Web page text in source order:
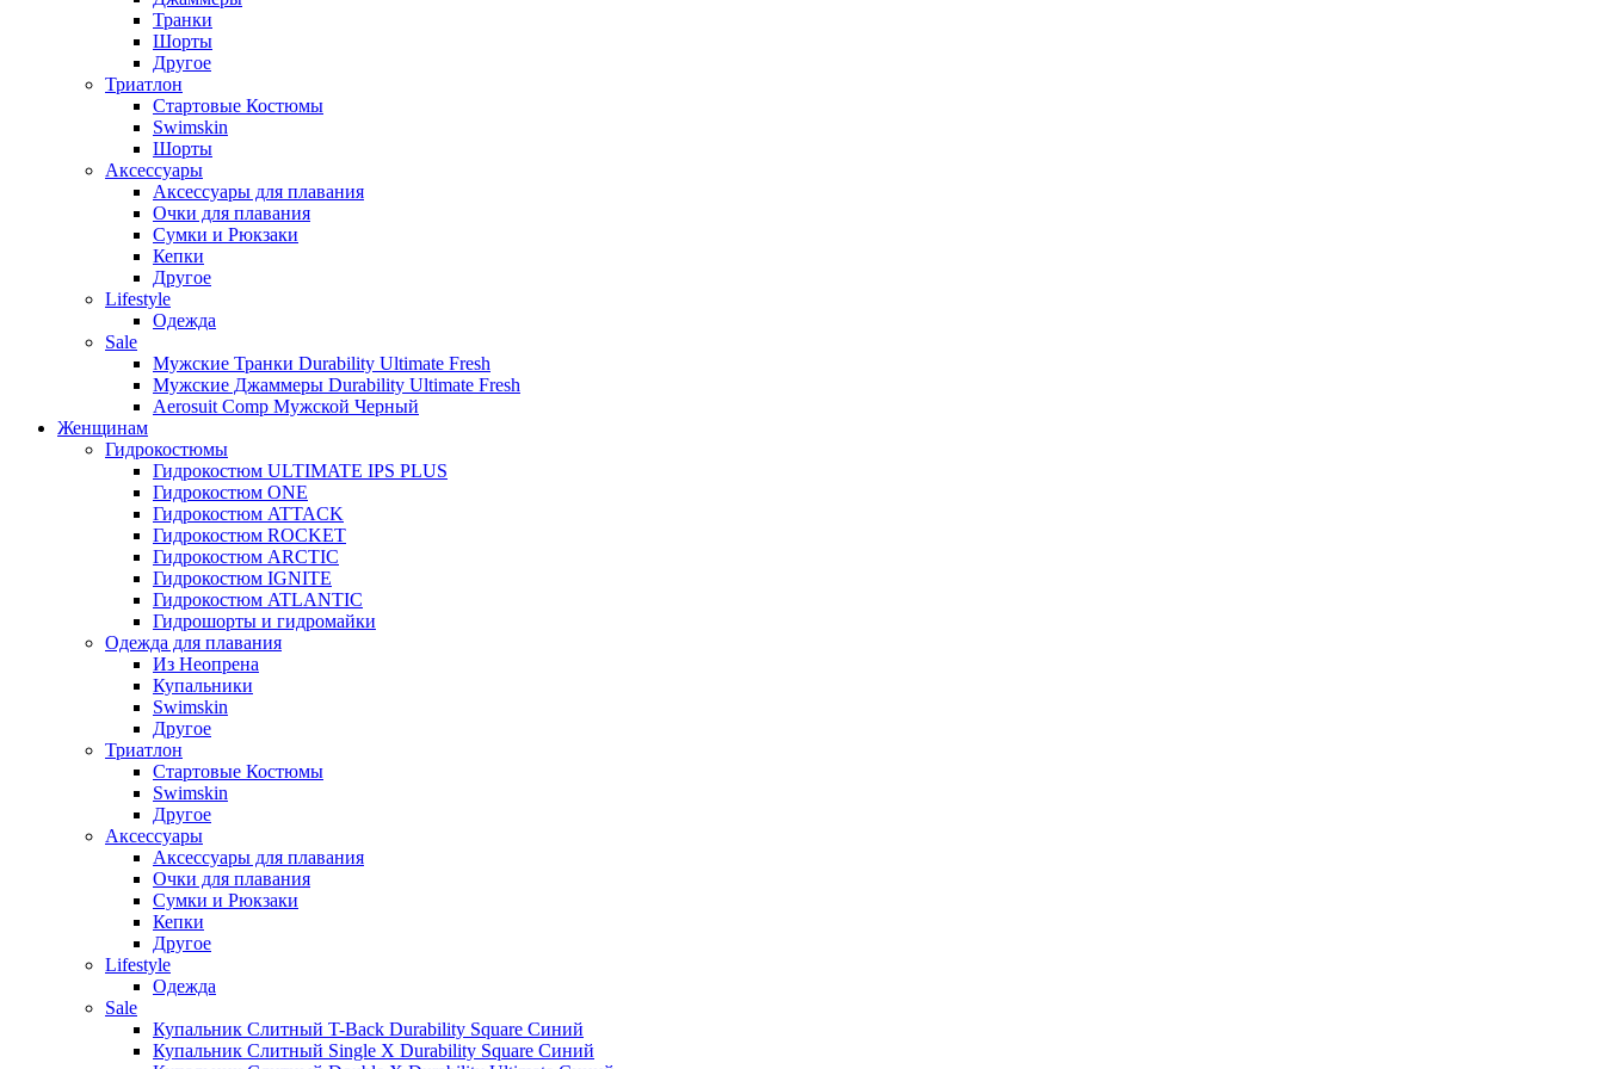
Транки
Шорты
Другое
Триатлон
Стартовые Костюмы
Swimskin
Шорты
Аксессуары
Аксессуары для плавания
Очки для плавания
Сумки и Рюкзаки
Кепки
Другое
Lifestyle
Одежда
Sale
Мужские Транки Durability Ultimate Fresh
Мужские Джаммеры Durability Ultimate Fresh
Aerosuit Comp Мужской Черный
Женщинам
Гидрокостюмы
Гидрокостюм ULTIMATE IPS PLUS
Гидрокостюм ONE
Гидрокостюм ATTACK
Гидрокостюм ROCKET
Гидрокостюм ARCTIC
Гидрокостюм IGNITE
Гидрокостюм ATLANTIC
Гидрошорты и гидромайки
Одежда для плавания
Из Неопрена
Купальники
Swimskin
Другое
Триатлон
Стартовые Костюмы
Swimskin
Другое
Аксессуары
Аксессуары для плавания
Очки для плавания
Сумки и Рюкзаки
Кепки
Другое
Lifestyle
Одежда
Sale
Купальник Слитный T-Back Durability Square Синий
Купальник Слитный Single X Durability Square Синий